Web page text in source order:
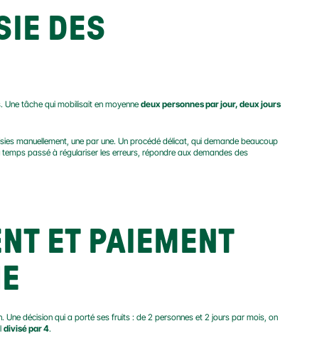
DES
tâche qui mobilisait en moyenne deux personnes par jour, deux jours
manuellement, une par une. Un procédé délicat, qui demande beaucoup
passé à régulariser les erreurs, répondre aux demandes des
ET PAIEMENT
décision qui a porté ses fruits : de 2 personnes et 2 jours par mois, on
divisé par 4.